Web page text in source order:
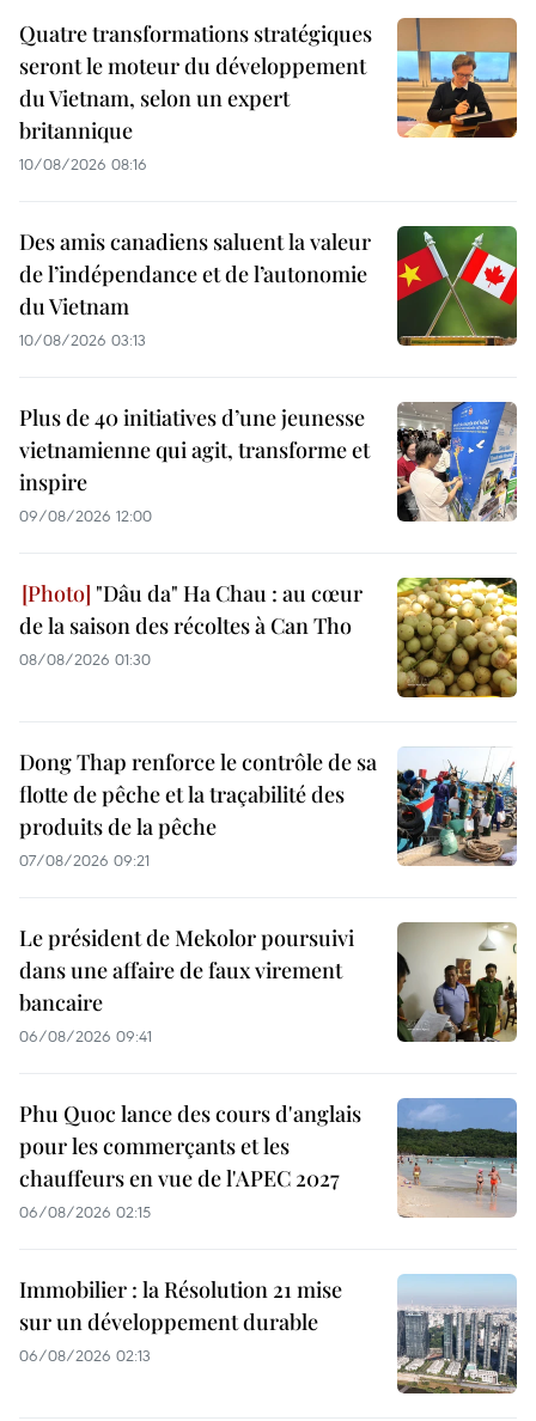
Quatre transformations stratégiques
seront le moteur du développement
du Vietnam, selon un expert
britannique
10/08/2026 08:16
Des amis canadiens saluent la valeur
de l’indépendance et de l’autonomie
du Vietnam
10/08/2026 03:13
Plus de 40 initiatives d’une jeunesse
vietnamienne qui agit, transforme et
inspire
09/08/2026 12:00
"Dâu da" Ha Chau : au cœur
de la saison des récoltes à Can Tho
08/08/2026 01:30
Dong Thap renforce le contrôle de sa
flotte de pêche et la traçabilité des
produits de la pêche
07/08/2026 09:21
Le président de Mekolor poursuivi
dans une affaire de faux virement
bancaire
06/08/2026 09:41
Phu Quoc lance des cours d'anglais
pour les commerçants et les
chauffeurs en vue de l'APEC 2027
06/08/2026 02:15
Immobilier : la Résolution 21 mise
sur un développement durable
06/08/2026 02:13